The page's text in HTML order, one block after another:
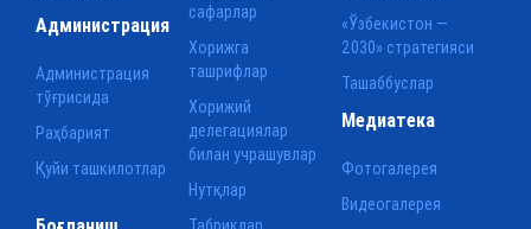
сафарлар
Хорижга
ташрифлар
Хорижий
делегациялар
билан учрашувлар
Нутқлар
«Ўзбекистон —
2030» стратегияси
Ташаббуслар
Администрация
Администрация
тўғрисида
Раҳбарият
Қуйи ташкилотлар
Медиатека
Фотогалерея
Видеогалерея